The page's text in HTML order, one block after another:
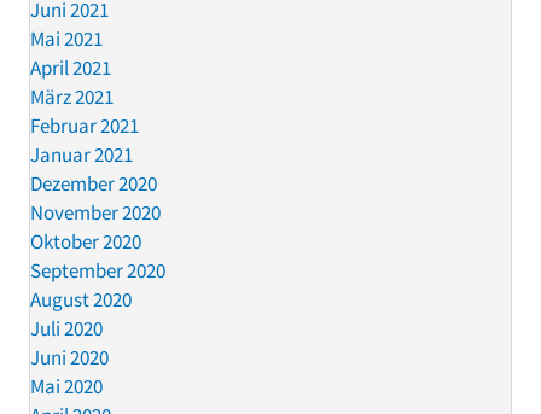
Juni 2021
Mai 2021
April 2021
März 2021
Februar 2021
Januar 2021
Dezember 2020
November 2020
Oktober 2020
September 2020
August 2020
Juli 2020
Juni 2020
Mai 2020